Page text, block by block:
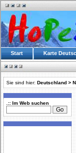
Start Karte
Sie sind hier: Deutschland >
.:: Im Web suchen